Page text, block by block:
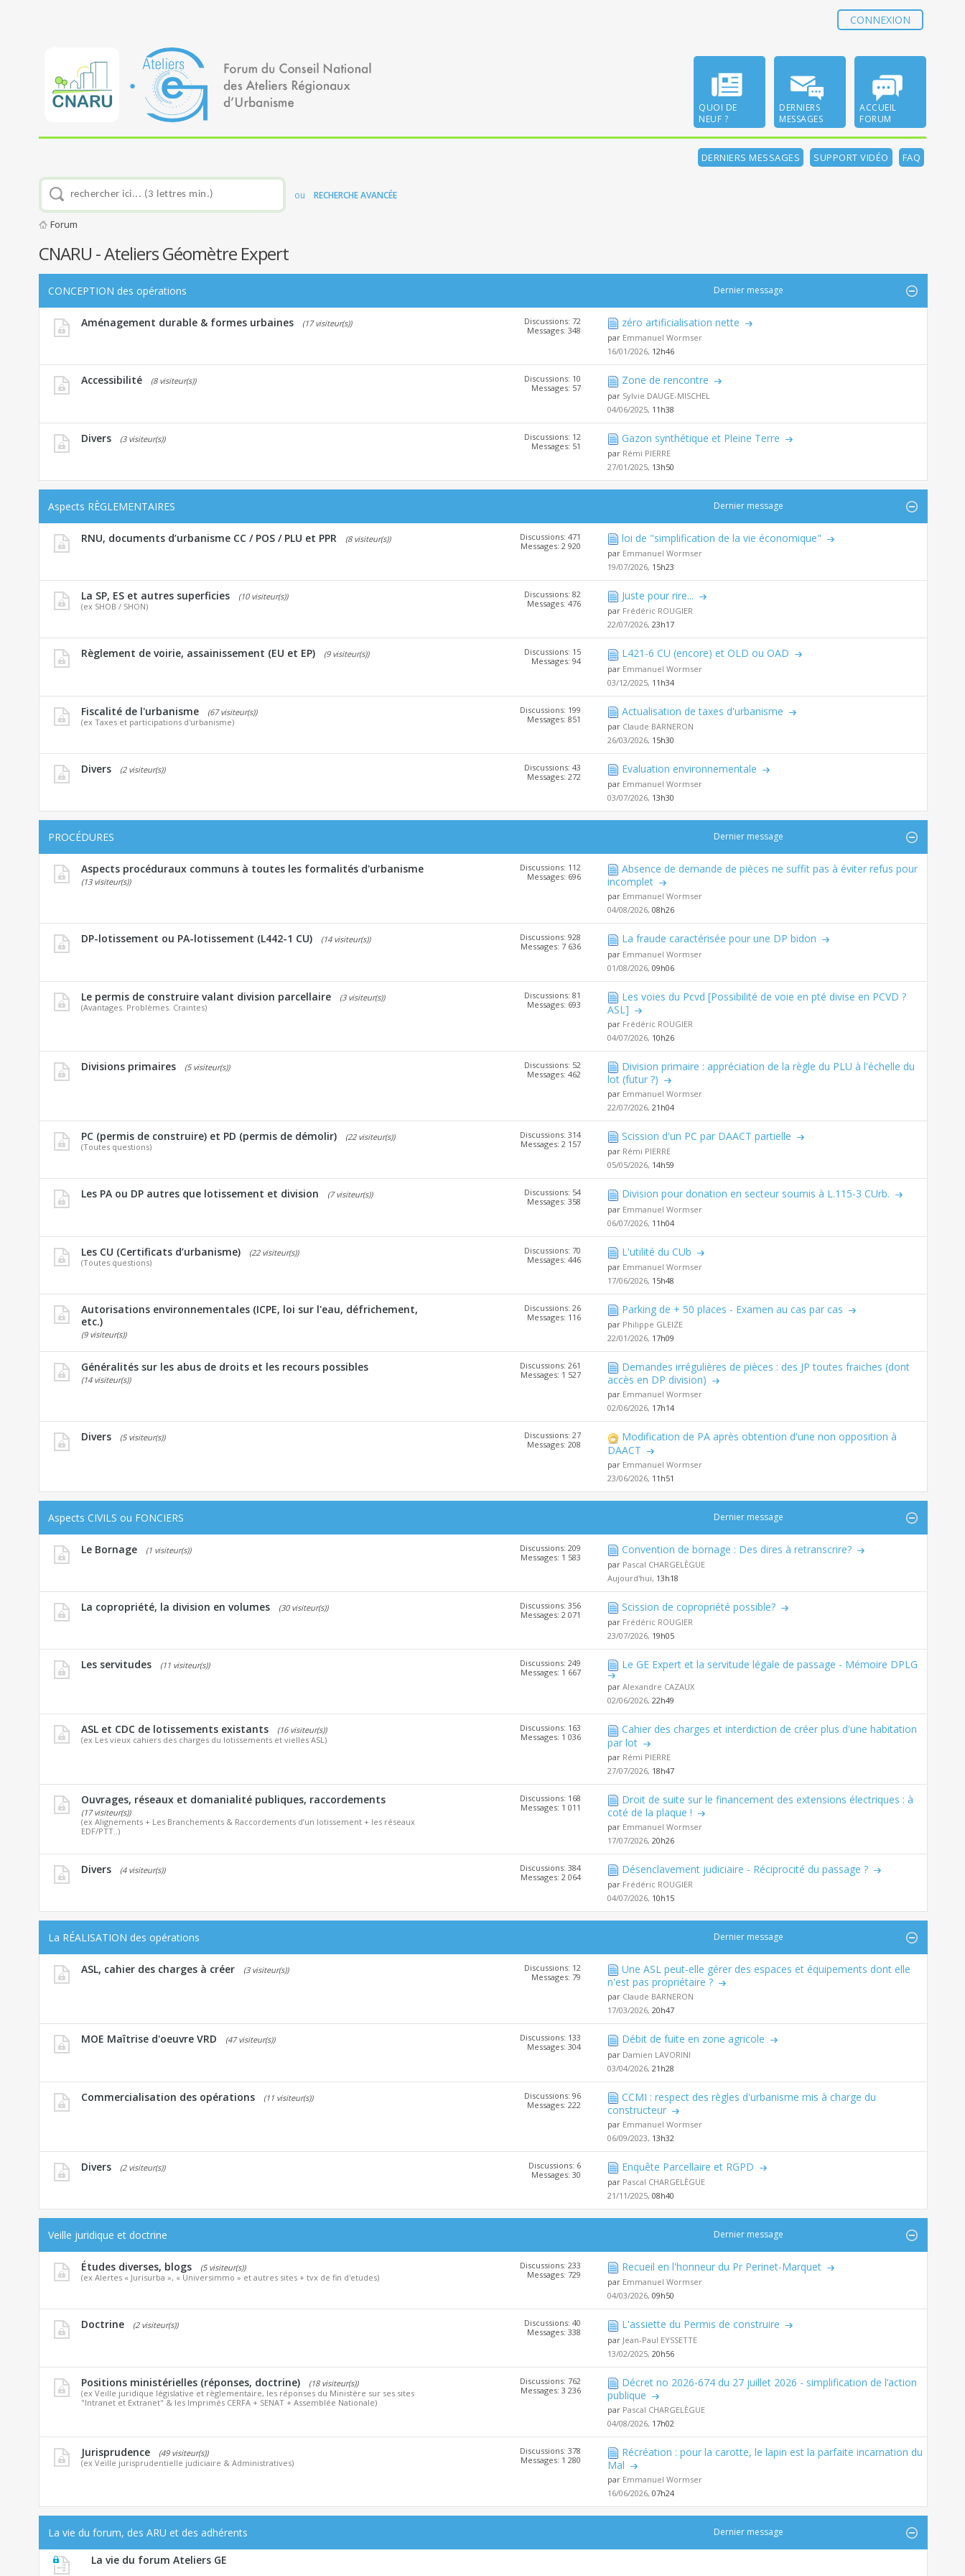
CONNEXION
QUOI DE
NEUF ?
DERNIERS
MESSAGES
ACCUEIL
FORUM
DERNIERS MESSAGES SUPPORT VIDÉO FAQ
ou RECHERCHE AVANCÉE
Forum
CNARU - Ateliers Géomètre Expert
CONCEPTION des opérations Dernier message
Aménagement durable & formes urbaines (17 visiteur(s))
Discussions: 72
Messages: 348
zéro artificialisation nette
par Emmanuel Wormser
16/01/2026, 12h46
Accessibilité (8 visiteur(s))
Discussions: 10
Messages: 57
Zone de rencontre
par Sylvie DAUGE-MISCHEL
04/06/2025, 11h38
Divers (3 visiteur(s))
Discussions: 12
Messages: 51
Gazon synthétique et Pleine Terre
par Rémi PIERRE
27/01/2025, 13h50
Aspects RÈGLEMENTAIRES Dernier message
RNU, documents d’urbanisme CC / POS / PLU et PPR (8 visiteur(s))
Discussions: 471
Messages: 2 920
loi de "simplification de la vie économique"
par Emmanuel Wormser
19/07/2026, 15h23
La SP, ES et autres superficies
(10 visiteur(s))
(ex SHOB / SHON)
Discussions: 82
Messages: 476
Juste pour rire...
par Frédéric ROUGIER
22/07/2026,23h17
Règlement de voirie, assainissement (EU et EP) (9 visiteur(s))
Discussions: 15
Messages: 94
L421-6 CU (encore) et OLD ou OAD
par Emmanuel Wormser
03/12/2025, 11h34
Fiscalité de l'urbanisme
(67 visiteur(s))
(ex Taxes et participations d'urbanisme)
Discussions: 199
Messages: 851
Actualisation de taxes d'urbanisme
par Claude BARNERON
26/03/2026, 15h30
Divers (2 visiteur(s))
Discussions: 43
Messages: 272
Evaluation environnementale
par Emmanuel Wormser
03/07/2026, 13h30
PROCÉDURES Dernier message
Aspects procéduraux communs à toutes les formalités d'urbanisme
(13 visiteur(s))
Discussions: 112
Messages: 696
Absence de demande de pièces ne suffit pas à éviter refus pour
incomplet
par Emmanuel Wormser
04/08/2026,08h26
DP-lotissement ou PA-lotissement (L442-1 CU) (14 visiteur(s))
Discussions: 928
Messages: 7 636
La fraude caractérisée pour une DP bidon
par Emmanuel Wormser
01/08/2026,09h06
Le permis de construire valant division parcellaire
(3 visiteur(s))
(Avantages. Problèmes. Craintes)
Discussions: 81
Messages: 693
Les voies du Pcvd [Possibilité de voie en pté divise en PCVD ?
ASL]
par Frédéric ROUGIER
04/07/2026, 10h26
Divisions primaires (5 visiteur(s))
Discussions: 52
Messages: 462
Division primaire : appréciation de la règle du PLU à l'échelle du
lot (futur ?)
par Emmanuel Wormser
22/07/2026,21h04
PC (permis de construire) et PD (permis de démolir)
(22 visiteur(s))
(Toutes questions)
Discussions: 314
Messages: 2 157
Scission d'un PC par DAACT partielle
par Rémi PIERRE
05/05/2026, 14h59
Les PA ou DP autres que lotissement et division (7 visiteur(s))
Discussions: 54
Messages: 358
Division pour donation en secteur soumis à L.115-3 CUrb.
par Emmanuel Wormser
06/07/2026, 11h04
Les CU (Certificats d’urbanisme)
(22 visiteur(s))
(Toutes questions)
Discussions: 70
Messages: 446
L'utilité du CUb
par Emmanuel Wormser
17/06/2026, 15h48
Autorisations environnementales (ICPE, loi sur l'eau, défrichement,
etc.)
(9 visiteur(s))
Discussions: 26
Messages: 116
Parking de + 50 places - Examen au cas par cas
par Philippe GLEIZE
22/01/2026, 17h09
Généralités sur les abus de droits et les recours possibles
(14 visiteur(s))
Discussions: 261
Messages: 1 527
Demandes irrégulières de pièces : des JP toutes fraiches (dont
accès en DP division)
par Emmanuel Wormser
02/06/2026, 17h14
Divers (5 visiteur(s))
Discussions: 27
Messages: 208
Modification de PA après obtention d'une non opposition à
DAACT
par Emmanuel Wormser
23/06/2026, 11h51
Aspects CIVILS ou FONCIERS Dernier message
Le Bornage (1 visiteur(s))
Discussions: 209
Messages: 1 583
Convention de bornage : Des dires à retranscrire?
par Pascal CHARGELÈGUE
Aujourd'hui, 13h18
La copropriété, la division en volumes (30 visiteur(s))
Discussions: 356
Messages: 2 071
Scission de copropriété possible?
par Frédéric ROUGIER
23/07/2026, 19h05
Les servitudes (11 visiteur(s))
Discussions: 249
Messages: 1 667
Le GE Expert et la servitude légale de passage - Mémoire DPLG
parAlexandre CAZAUX
02/06/2026,22h49
ASL et CDC de lotissements existants
(16 visiteur(s))
(ex Les vieux cahiers des charges du lotissements et vielles ASL)
Discussions: 163
Messages: 1 036
Cahier des charges et interdiction de créer plus d'une habitation
par lot
par Rémi PIERRE
27/07/2026, 18h47
Ouvrages, réseaux et domanialité publiques, raccordements
(17 visiteur(s))
(ex Alignements + Les Branchements & Raccordements d’un lotissement + les réseaux
EDF/PTT..)
Discussions: 168
Messages: 1 011
Droit de suite sur le financement des extensions électriques : à
coté de la plaque !
par Emmanuel Wormser
17/07/2026,20h26
Divers (4 visiteur(s))
Discussions: 384
Messages: 2 064
Désenclavement judiciaire - Réciprocité du passage ?
par Frédéric ROUGIER
04/07/2026, 10h15
La RÉALISATION des opérations Dernier message
ASL, cahier des charges à créer (3 visiteur(s))
Discussions: 12
Messages: 79
Une ASL peut-elle gérer des espaces et équipements dont elle
n'est pas propriétaire ?
par Claude BARNERON
17/03/2026,20h47
MOE Maîtrise d'oeuvre VRD (47 visiteur(s))
Discussions: 133
Messages: 304
Débit de fuite en zone agricole
par Damien LAVORINI
03/04/2026,21h28
Commercialisation des opérations (11 visiteur(s))
Discussions: 96
Messages: 222
CCMI : respect des règles d'urbanisme mis à charge du
constructeur
par Emmanuel Wormser
06/09/2023, 13h32
Divers (2 visiteur(s))
Discussions: 6
Messages: 30
Enquête Parcellaire et RGPD
par Pascal CHARGELÈGUE
21/11/2025,08h40
Veille juridique et doctrine Dernier message
Études diverses, blogs
(5 visiteur(s))
(ex Alertes « Jurisurba », « Universimmo » et autres sites + tvx de fin d'etudes)
Discussions: 233
Messages: 729
Recueil en l'honneur du Pr Perinet-Marquet
par Emmanuel Wormser
04/03/2026,09h50
Doctrine (2 visiteur(s))
Discussions: 40
Messages: 338
L'assiette du Permis de construire
par Jean-Paul EYSSETTE
13/02/2025,20h56
Positions ministérielles (réponses, doctrine)
(18 visiteur(s))
(ex Veille juridique législative et règlementaire, les réponses du Ministère sur ses sites
"Intranet et Extranet" & les Imprimés CERFA + SENAT + Assemblée Nationale)
Discussions: 762
Messages: 3 236
Décret no 2026-674 du 27 juillet 2026 - simplification de l’action
publique
par Pascal CHARGELÈGUE
04/08/2026, 17h02
Jurisprudence
(49 visiteur(s))
(ex Veille jurisprudentielle judiciaire & Administratives)
Discussions: 378
Messages: 1 280
Récréation : pour la carotte, le lapin est la parfaite incarnation du
Mal
par Emmanuel Wormser
16/06/2026,07h24
La vie du forum, des ARU et des adhérents Dernier message
La vie du forum Ateliers GE